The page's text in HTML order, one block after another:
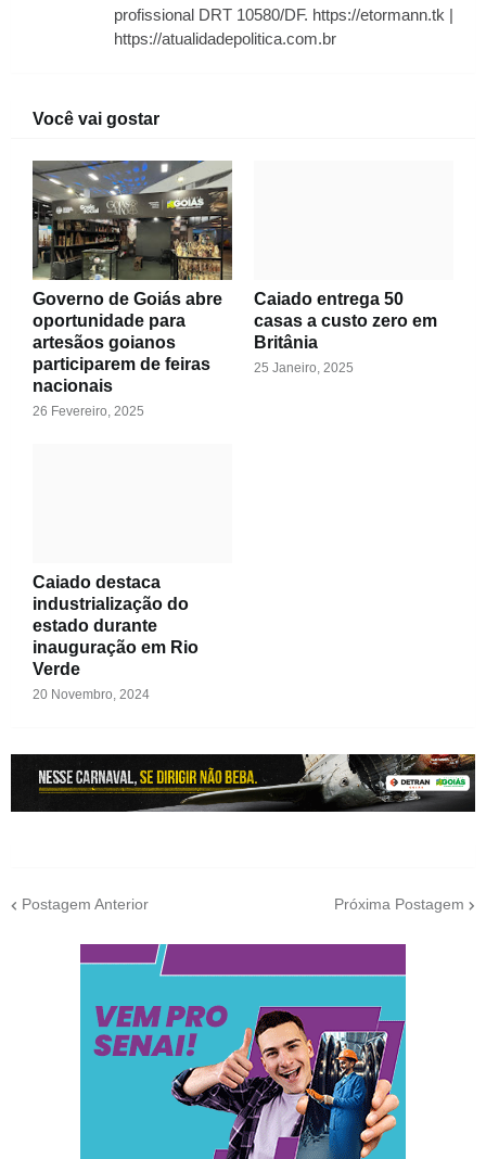
profissional DRT 10580/DF. https://etormann.tk |
https://atualidadepolitica.com.br
Você vai gostar
Governo de Goiás abre
oportunidade para
artesãos goianos
participarem de feiras
nacionais
26 Fevereiro, 2025
Caiado entrega 50
casas a custo zero em
Britânia
25 Janeiro, 2025
Caiado destaca
industrialização do
estado durante
inauguração em Rio
Verde
20 Novembro, 2024
Postagem Anterior Próxima Postagem